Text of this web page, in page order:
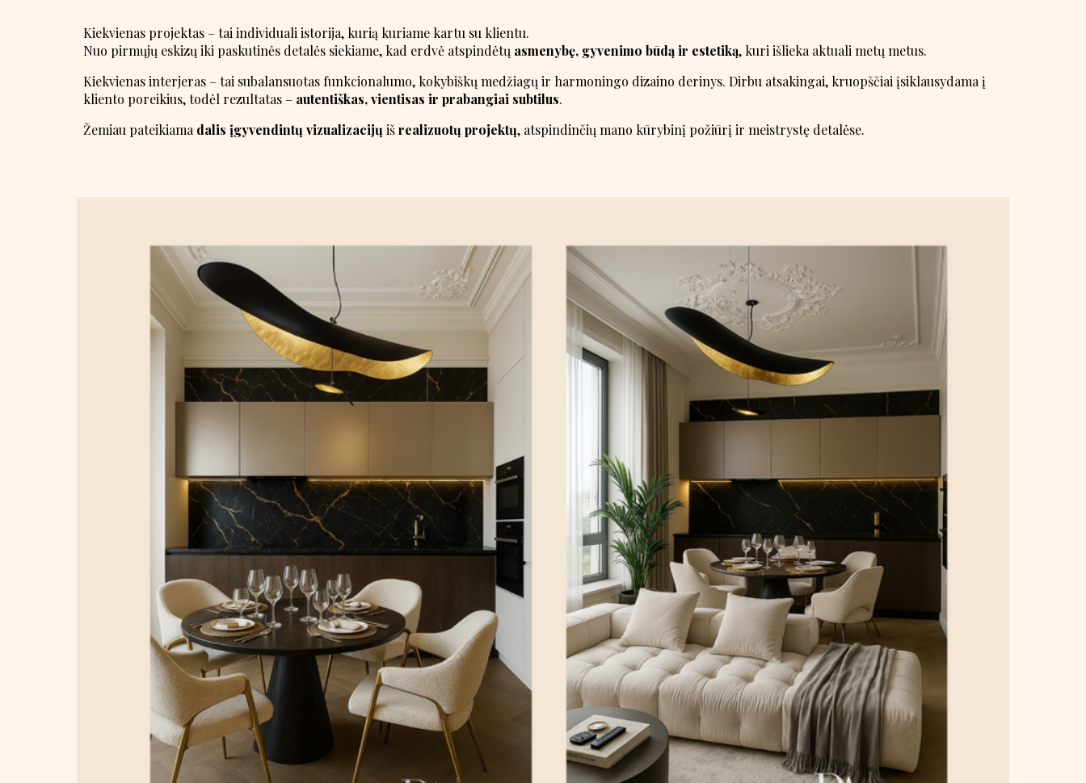
Kiekvienas projektas – tai individuali istorija, kurią kuriame kartu su klientu.
Nuo pirmųjų eskizų iki paskutinės detalės siekiame, kad erdvė atspindėtų asmenybę, gyvenimo būdą ir estetiką, kuri išlieka aktuali metų metus.
Kiekvienas interjeras – tai subalansuotas funkcionalumo, kokybiškų medžiagų ir harmoningo dizaino derinys. Dirbu atsakingai, kruopščiai įsiklausydama į
kliento poreikius, todėl rezultatas – autentiškas, vientisas ir prabangiai subtilus.
Žemiau pateikiama dalis įgyvendintų vizualizacijų išrealizuotų projektų, atspindinčių mano kūrybinį požiūrį ir meistrystę detalėse.